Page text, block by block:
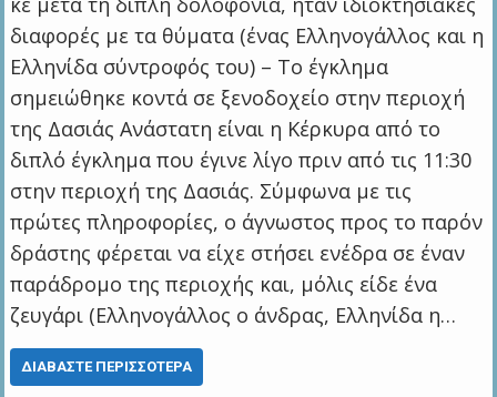
διαφορές με τα θύματα (ένας Ελληνογάλλος και η
Ελληνίδα σύντροφός του) – Το έγκλημα
σημειώθηκε κοντά σε ξενοδοχείο στην περιοχή
της Δασιάς Ανάστατη είναι η Κέρκυρα από το
διπλό έγκλημα που έγινε λίγο πριν από τις 11:30
στην περιοχή της Δασιάς. Σύμφωνα με τις
πρώτες πληροφορίες, ο άγνωστος προς το παρόν
δράστης φέρεται να είχε στήσει ενέδρα σε έναν
παράδρομο της περιοχής και, μόλις είδε ένα
ζευγάρι (Ελληνογάλλος ο άνδρας, Ελληνίδα η…
ΔΙΑΒΆΣΤΕ ΠΕΡΙΣΣΌΤΕΡΑ